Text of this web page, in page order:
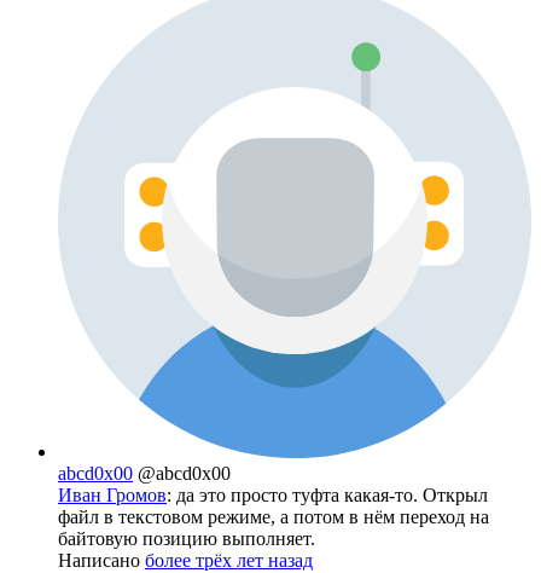
abcd0x00 @abcd0x00
Иван Громов: да это просто туфта какая-то. Открыл
файл в текстовом режиме, а потом в нём переход на
байтовую позицию выполняет.
Написано более трёх лет назад